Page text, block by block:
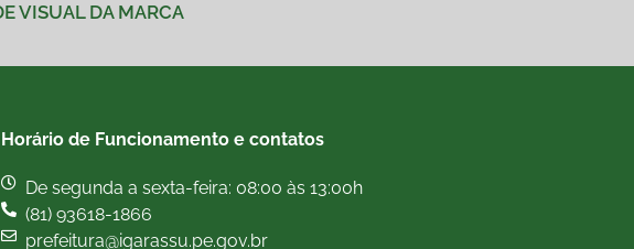
VISUAL DA MARCA
Horário de Funcionamento e contatos
De segunda a sexta-feira: 08:00 às 13:00h
(81) 93618-1866
prefeitura@igarassu.pe.gov.br